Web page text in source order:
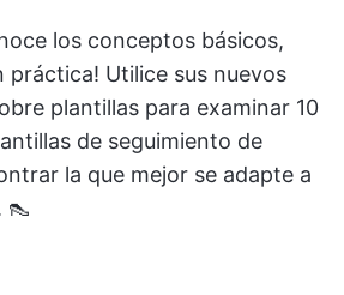
los conceptos básicos,
práctica! Utilice sus nuevos
plantillas para examinar 10
de seguimiento de
la que mejor se adapte a
👠